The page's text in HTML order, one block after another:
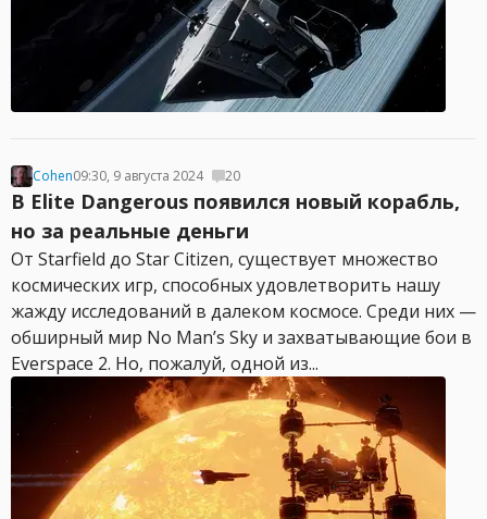
Cohen09:30, 9 августа 2024 20
В Elite Dangerous появился новый корабль,
но за реальные деньги
От Starfield до Star Citizen, существует множество
космических игр, способных удовлетворить нашу
жажду исследований в далеком космосе. Среди них —
обширный мир No Man’s Sky и захватывающие бои в
Everspace 2. Но, пожалуй, одной из...